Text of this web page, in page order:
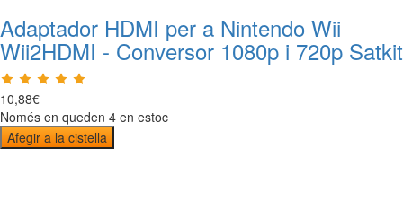
Adaptador HDMI per a Nintendo Wii
Wii2HDMI - Conversor 1080p i 720p Satkit
10,88€
Només en queden 4 en estoc
Afegir a la cistella